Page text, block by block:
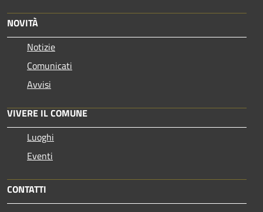
NOVITÀ
Notizie
Comunicati
Avvisi
VIVERE IL COMUNE
Luoghi
Eventi
CONTATTI